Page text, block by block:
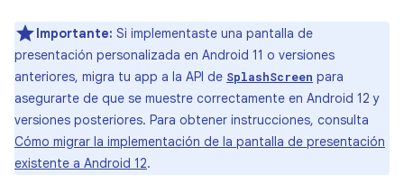
Importante: Si implementaste una pantalla de
presentación personalizada en Android 11 o versiones
anteriores, migra tu app a la API de SplashScreen para
asegurarte de que se muestre correctamente en Android 12 y
versiones posteriores. Para obtener instrucciones, consulta
Cómo migrar la implementación de la pantalla de presentación
existente a Android 12.